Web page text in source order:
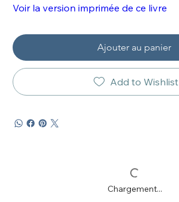
Voir la version imprimée de ce livre
Ajouter au panier
Add to Wishlist
Chargement...